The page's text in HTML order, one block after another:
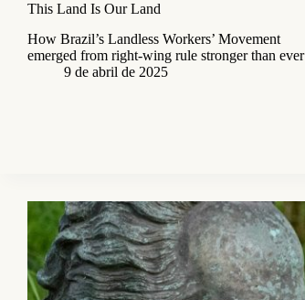
This Land Is Our Land
How Brazil’s Landless Workers’ Movement
emerged from right-wing rule stronger than ever
9 de abril de 2025